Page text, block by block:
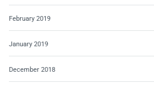
February 2019
January 2019
December 2018